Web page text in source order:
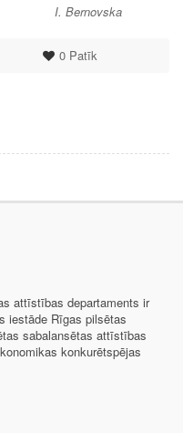
0Patīk
attīstības departaments ir
iestāde Rīgas pilsētas
sabalansētas attīstības
konkurētspējas